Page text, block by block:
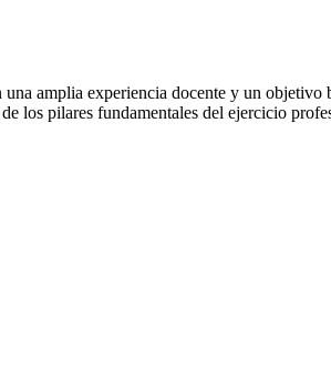
amplia experiencia docente y un
los pilares fundamentales del ejercicio